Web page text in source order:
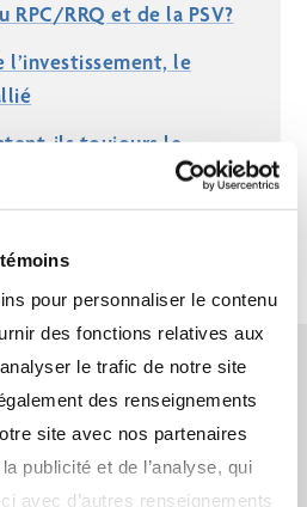
pour personnaliser le contenu
des fonctions relatives aux
le trafic de notre site
des renseignements
site avec nos partenaires
publicité et de l’analyse, qui
avec d’autres renseignements
RPC/RRQ et de la PSV?
l’investissement, le
ils toujours le
davantage sur
Assante CI